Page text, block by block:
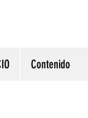
Contenido